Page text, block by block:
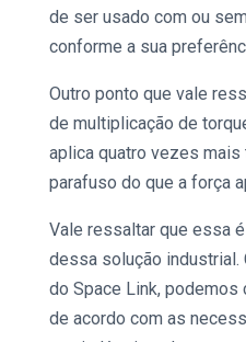
de ser usado com ou
conforme a sua
Outro ponto que vale
de multiplicação de
aplica quatro vezes mais
parafuso do que a força
Vale ressaltar que essa
dessa solução industrial.
do Space Link, podemos
de acordo com as